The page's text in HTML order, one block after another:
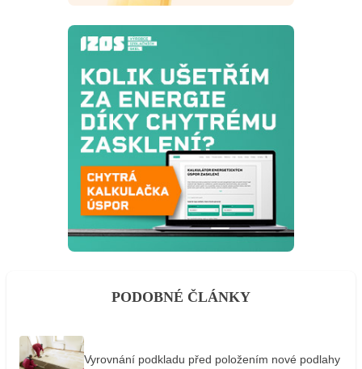
PODOBNÉ ČLÁNKY
Vyrovnání podkladu před položením nové podlahy